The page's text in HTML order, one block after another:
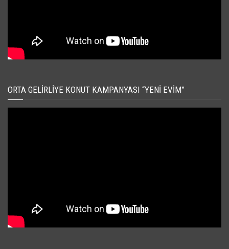
ORTA GELIRLIYE KONUT KAMPANYASI “YENI EVIM”